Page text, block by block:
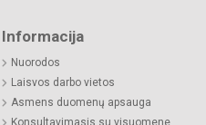
Informacija
Nuorodos
Laisvos darbo vietos
Asmens duomenų apsauga
Konsultavimasis su visuomene